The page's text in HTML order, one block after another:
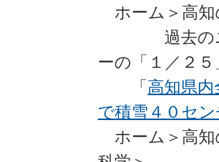
ホーム＞高知
過去のニ
ーの「１／２
「高知県
で積雪４０セ
ホーム＞高知